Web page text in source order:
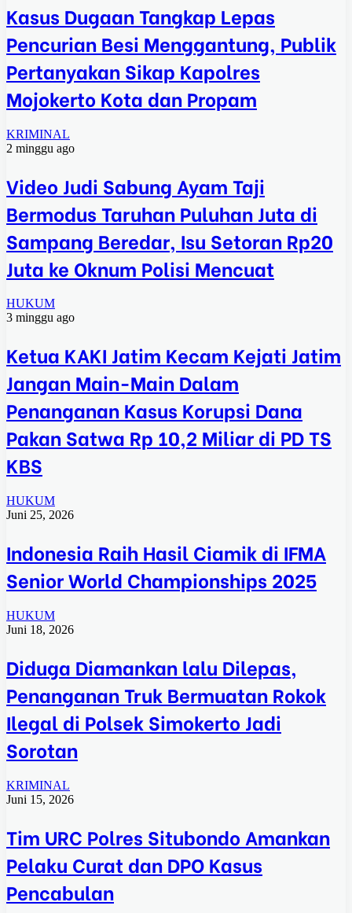
Kasus Dugaan Tangkap Lepas
Pencurian Besi Menggantung, Publik
Pertanyakan Sikap Kapolres
Mojokerto Kota dan Propam
KRIMINAL
2 minggu ago
Video Judi Sabung Ayam Taji
Bermodus Taruhan Puluhan Juta di
Sampang Beredar, Isu Setoran Rp20
Juta ke Oknum Polisi Mencuat
HUKUM
3 minggu ago
Ketua KAKI Jatim Kecam Kejati Jatim
Jangan Main-Main Dalam
Penanganan Kasus Korupsi Dana
Pakan Satwa Rp 10,2 Miliar di PD TS
KBS
HUKUM
Juni 25, 2026
Indonesia Raih Hasil Ciamik di IFMA
Senior World Championships 2025
HUKUM
Juni 18, 2026
Diduga Diamankan lalu Dilepas,
Penanganan Truk Bermuatan Rokok
Ilegal di Polsek Simokerto Jadi
Sorotan
KRIMINAL
Juni 15, 2026
Tim URC Polres Situbondo Amankan
Pelaku Curat dan DPO Kasus
Pencabulan